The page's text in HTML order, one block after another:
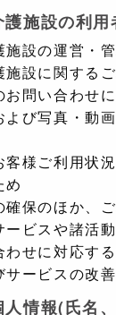
施設の利
設の運営・
設に関する
問い合わせ
び写真・動
様ご利用状
め
保のほか、
ビスや諸活
せに対応す
ービスの改
情報(氏名